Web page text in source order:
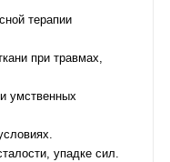
терапии
при травмах,
умственных
упадке сил.